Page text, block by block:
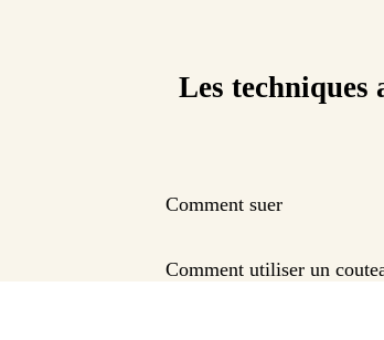
Les techniques
Comment suer
Comment utiliser un